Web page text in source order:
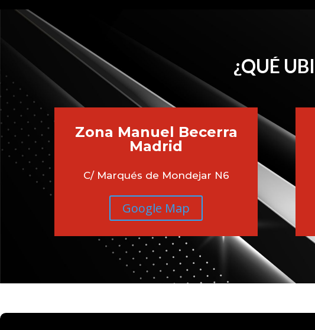
¿QUÉ
Zona Manuel Becerra
Madrid
C/ Marqués de Mondejar N6
Google Map